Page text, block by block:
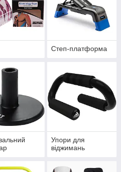
Степ-платформа
Упори для
віджимань